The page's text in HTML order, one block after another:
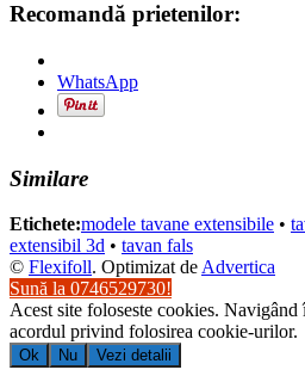
Recomandă prietenilor:
WhatsApp
Similare
Etichete:modele tavane extensibile •
extensibil 3d • tavan fals
© Flexifoll. Optimizat de Advertica
Sună la 0746529730!
Acest site foloseste cookies.
acordul privind folosirea cookie-urilor.
Ok Nu Vezi detalii